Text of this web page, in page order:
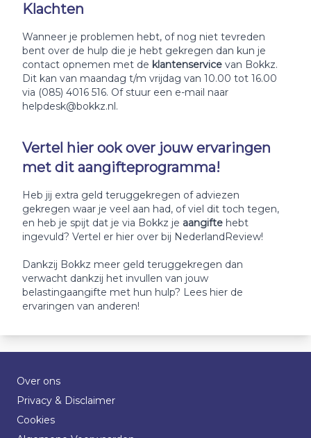
Klachten
Wanneer je problemen hebt, of nog niet tevreden
bent over de hulp die je hebt gekregen dan kun je
contact opnemen met de klantenservice van Bokkz.
Dit kan van maandag t/m vrijdag van 10.00 tot 16.00
via (085) 4016 516. Of stuur een e-mail naar
helpdesk@bokkz.nl.
Vertel hier ook over jouw ervaringen
met dit aangifteprogramma!
Heb jij extra geld teruggekregen of adviezen
gekregen waar je veel aan had, of viel dit toch tegen,
en heb je spijt dat je via Bokkz je aangifte hebt
ingevuld? Vertel er hier over bij NederlandReview!
Dankzij Bokkz meer geld teruggekregen dan
verwacht dankzij het invullen van jouw
belastingaangifte met hun hulp? Lees hier de
ervaringen van anderen!
Over ons
Privacy & Disclaimer
Cookies